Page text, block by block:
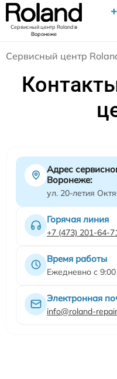
Сервисный центр Rolandв
Воронеже
Сервисный центр
Адрес
Воронеже:
ул. 20-летия
Горячая линия
+7 (473) 201-64-
Время работы
Ежедневно с
Электронная
info@roland-